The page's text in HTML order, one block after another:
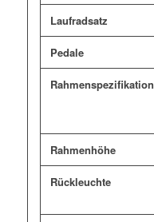
Laufradsatz
Pedale
Rahmenspezifikation
Rahmenhöhe
Rückleuchte